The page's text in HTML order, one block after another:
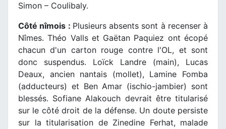
Simon – Coulibaly.
Côté nîmois : Plusieurs absents sont à recenser à
Nîmes. Théo Valls et Gaëtan Paquiez ont écopé
chacun d'un carton rouge contre l'OL, et sont
donc suspendus. Loïck Landre (main), Lucas
Deaux, ancien nantais (mollet), Lamine Fomba
(adducteurs) et Ben Amar (ischio-jambier) sont
blessés. Sofiane Alakouch devrait être titularisé
sur le côté droit de la défense. Un doute persiste
sur la titularisation de Zinedine Ferhat, malade